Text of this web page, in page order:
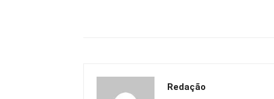
Redação